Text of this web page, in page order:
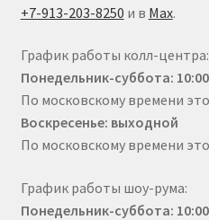
+7-913-203-8250 и в Max.
График работы колл-центра:
Понедельник-суббота:
По московскому времени это
Воскресенье: выходной
По московскому времени
График работы шоу-рума:
Понедельник-суббота: